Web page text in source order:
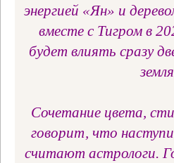
энергией «Ян» и
вместе с Тигром в
будет влиять сразу
Сочетание цвета,
говорит, что
считают астрологи.